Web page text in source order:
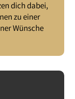
dich dabei,
zu einer
Wünsche